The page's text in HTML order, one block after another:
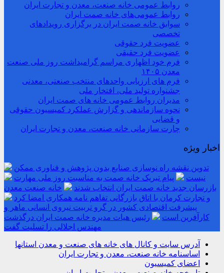
روابط عمومی خانه صنعت، معدن و تجارت ایران
روابط عمومی‌های خانه صمت ایران
سوابق خانه صمت ایران در برگزاری رویدادهای
تخصصی
عضویت فرد حقوقی
عضویت فرد حقیقی
فرم خود اظهاری مراسم گرامیداشت روز ملی صنعت
معدن ۱۴۰۵
فرم های ارزیابی واحدهای منتخب صنعتی، معدنی
جشنواره تولید ملی، افتخار ملی
مدیران روابط عمومی خانه های صمت ایران
نحوه سازماندهی و گزارش عملکرد کمیسیون حقوقی
و قضایی
چارت سازمانی خانه صنعت، معدن و تجارت ایران
اخبار ویژه
تدوین نقشه راه نوسازی صنایع بدون پژوهش و فناوری ممکن
نیست
پیام تبریک خانه صمت به مناسبت روز ملی مهارت
بازرسان جدید خانه صمت ایران انتخاب شدند
خانه صنعت معدن
و تجارت کرمان با اتاق بازرگانی تفاهم نامه همکاری امضا کرد
پیشرفت اقتصادی کشور در گرو تربیت نیروی انسانی ماهر و
کارآفرین است
رئیس هیات مدیره خانه صمت ایران درگذشت
مهندس اجلالی را تسلیت گفت
آدرس سایت و کانال های خانه های صنعت و معدن استانها
اساسنامه خانه صنعت، معدن و تجارت ایران
اعضای کمیسیون